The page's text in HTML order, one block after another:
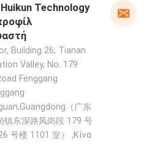
Technology
Building 26, Tianan
Valley, No. 179
Fenggang
（广东
镇东深路凤岗段 179 号
号楼 1101 室） ,Κίνα